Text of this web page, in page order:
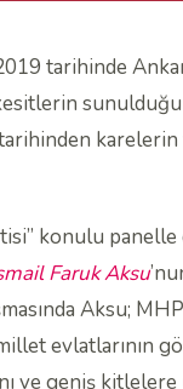
tarihinde
tarihinden
konulu panelle
Faruk Aksu
Aksu;
evlatlarının
ve geniş kitlelere